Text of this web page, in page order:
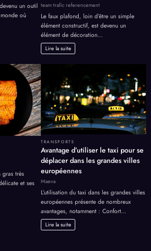
un outil
où
team trafic referencement
Le faux plafond, loin d’être un simple
élément constructif, est devenu un
élément de décoration…
Lire la suite
gras très
et ses
TRANSPORTS
Avantage d’utiliser le taxi pour se
déplacer dans les grandes villes
européennes
Maeva
L’utilisation du taxi dans les grandes villes
européennes présente de nombreux
avantages, notamment : Confort…
Lire la suite